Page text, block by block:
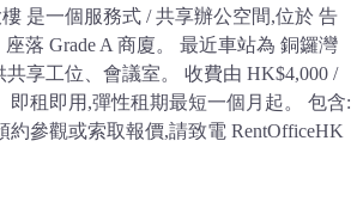
是一個服務式 / 共享辦公空間,位於 告
落 Grade A 商廈。 最近車站為 銅鑼灣
共享工位、會議室。 收費由 HK$4,000 /
即租即用,彈性租期最短一個月起。 包含:
約參觀或索取報價,請致電 RentOfficeHK